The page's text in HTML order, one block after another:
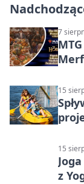
7
15
15
z